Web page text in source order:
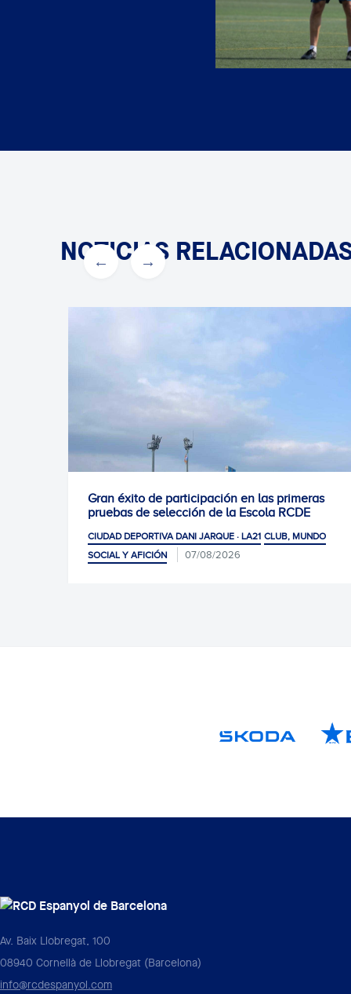
NOTICIAS
participación en las primeras
de la Escola RCDE
DANI JARQUE · LA21 CLUB, MUNDO
0-1: Victoria para
Av. Baix Llobregat, 100
08940 Cornellà de Llobregat (Barcelona)
info@rcdespanyol.com